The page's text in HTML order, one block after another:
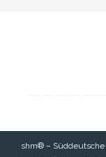
shm® –